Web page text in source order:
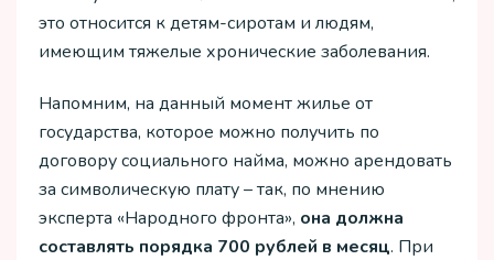
это относится к детям-сиротам и людям,
имеющим тяжелые хронические заболевания.
Напомним, на данный момент жилье от
государства, которое можно получить по
договору социального найма, можно арендовать
за символическую плату – так, по мнению
эксперта «Народного фронта», она должна
составлять порядка 700 рублей в месяц. При